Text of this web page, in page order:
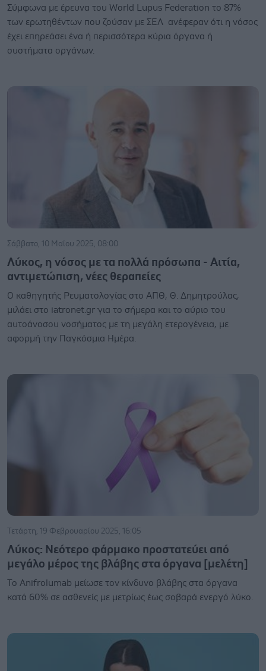
Σύμφωνα με έρευνα του World Lupus Federation το 87%
των ερωτηθέντων που ζούσαν με ΣΕΛ ανέφεραν ότι η νόσος
έχει επηρεάσει ένα ή περισσότερα κύρια όργανα ή
συστήματα οργάνων.
Σάββατο, 10 Μαΐου 2025, 08:00
Λύκος, η νόσος με τα πολλά πρόσωπα - Αιτία,
αντιμετώπιση, νέες θεραπείες
Ο καθηγητής Ρευματολογίας στο ΑΠΘ, Θ. Δημητρούλας,
μιλάει στο iatronet.gr για το σήμερα και το αύριο του
αυτοάνοσου νοσήματος με τη μεγάλη ετερογένεια, με
αφορμή την Παγκόσμια Ημέρα.
Τετάρτη, 19 Φεβρουαρίου 2025, 16:05
Λύκος: Νεότερο φάρμακο προστατεύει από
μεγάλο μέρος της βλάβης στα όργανα [μελέτη]
Το Anifrolumab μείωσε τον κίνδυνο βλάβης στα όργανα
κατά 60% σε ασθενείς με μετρίως έως σοβαρά ενεργό λύκο.